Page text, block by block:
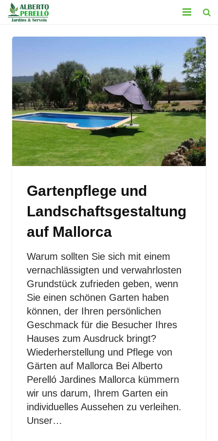
HOME
KONTAKT
GALERIE
BLOG
LEGAL
Gartenpflege und
Landschaftsgestaltung
auf Mallorca
Warum sollten Sie sich mit einem
vernachlässigten und verwahrlosten
Grundstück zufrieden geben, wenn
Sie einen schönen Garten haben
können, der Ihren persönlichen
Geschmack für die Besucher Ihres
Hauses zum Ausdruck bringt?
Wiederherstellung und Pflege von
Gärten auf Mallorca Bei Alberto
Perelló Jardines Mallorca kümmern
wir uns darum, Ihrem Garten ein
individuelles Aussehen zu verleihen.
Unser…